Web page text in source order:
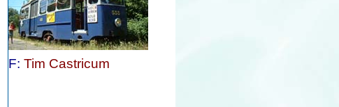
F: Tim Castricum